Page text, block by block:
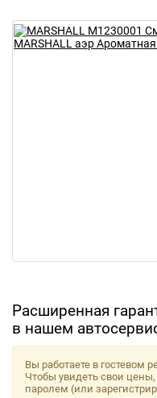
Расширенная
в нашем
Вы работаете в гостевом
Чтобы увидеть свои
паролем (или